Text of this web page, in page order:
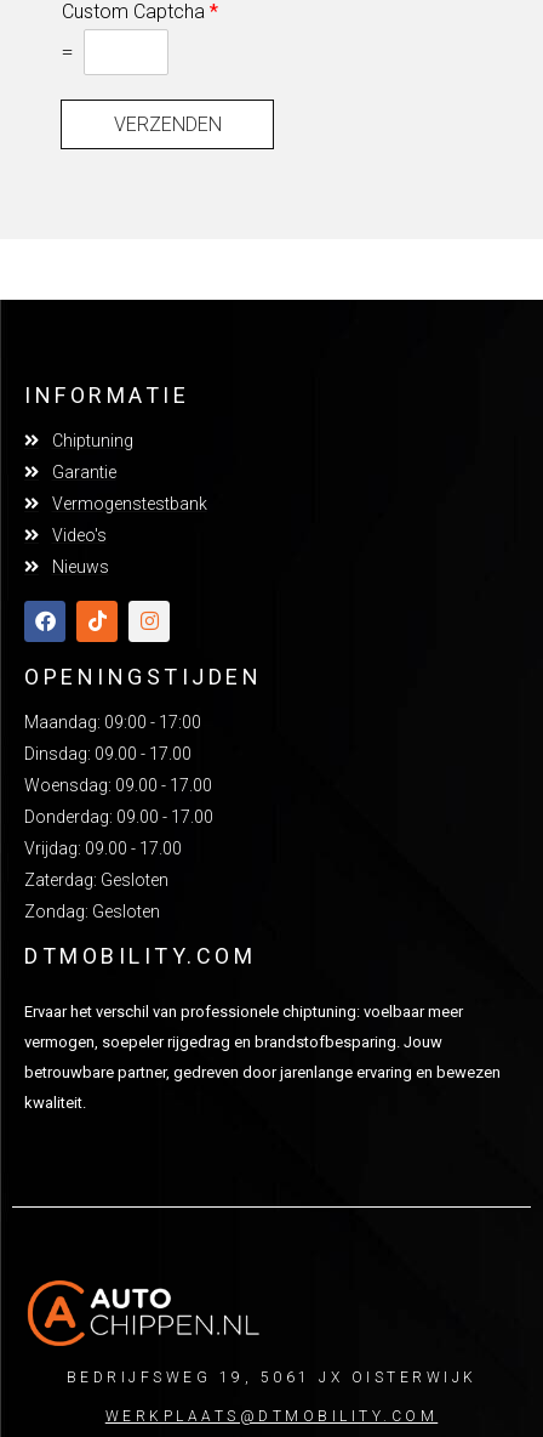
Custom Captcha *
=
VERZENDEN
INFORMATIE
Chiptuning
Garantie
Vermogenstestbank
Video's
Nieuws
OPENINGSTIJDEN
Maandag: 09:00 - 17:00
Dinsdag: 09.00 - 17.00
Woensdag: 09.00 - 17.00
Donderdag: 09.00 - 17.00
Vrijdag: 09.00 - 17.00
Zaterdag: Gesloten
Zondag: Gesloten
DTMOBILITY.COM
Ervaar het verschil van professionele chiptuning: voelbaar meer
vermogen, soepeler rijgedrag en brandstofbesparing. Jouw
betrouwbare partner, gedreven door jarenlange ervaring en bewezen
kwaliteit.
BEDRIJFSWEG 19, 5061 JX OISTERWIJK
WERKPLAATS@DTMOBILITY.COM